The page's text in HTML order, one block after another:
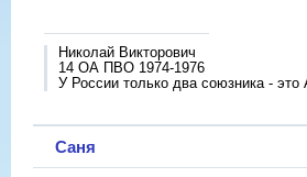
Николай Викторович
14 ОА ПВО 1974-1976
У России только два союзника -
Саня